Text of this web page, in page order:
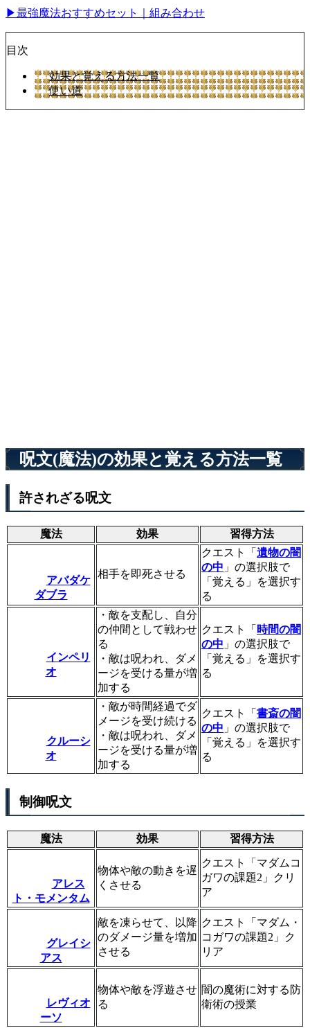
▶最強魔法おすすめセット｜組み合わせ
目次
効果と覚える方法一覧
使い道
呪文(魔法)の効果と覚える方法一覧
許されざる呪文
魔法 効果 習得方法
アバダケ
ダブラ
相手を即死させる
クエスト「 遺物の闇
の中 」の選択肢で
「覚える」を選択す
る
インペリ
オ
・敵を支配し、自分
の仲間として戦わせ
る
・敵は呪われ、ダメ
ージを受ける量が増
加する
クエスト「 時間の闇
の中 」の選択肢で
「覚える」を選択す
る
クルーシ
オ
・敵が時間経過でダ
メージを受け続ける
・敵は呪われ、ダメ
ージを受ける量が増
加する
クエスト「 書斎の闇
の中 」の選択肢で
「覚える」を選択す
る
制御呪文
魔法 効果 習得方法
アレス
ト・モメンタム
物体や敵の動きを遅
くさせる
クエスト「マダムコ
ガワの課題2」クリ
ア
グレイシ
アス
敵を凍らせて、以降
のダメージ量を増加
させる
クエスト「マダム・
コガワの課題2」ク
リア
レヴィオ
ーソ
物体や敵を浮遊させ
る
闇の魔術に対する防
衛術の授業